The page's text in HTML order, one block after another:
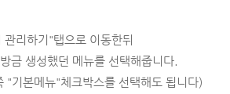
관리하기"탭으로 이동한뒤
금 생성했던 메뉴를 선택해줍니다.
"기본메뉴"체크박스를 선택해도 됩니다)